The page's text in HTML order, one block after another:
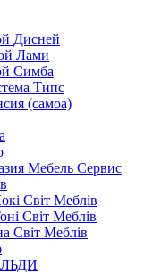
Дисней
Лами
Симба
Типс
(самоа)
Мебель Сервис
Світ Меблів
Світ Меблів
Світ Меблів